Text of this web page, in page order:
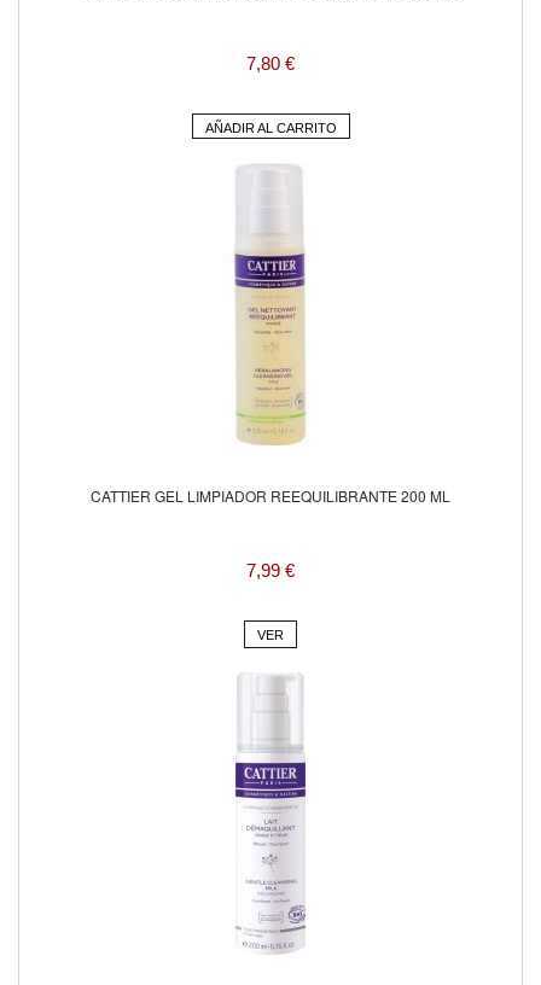
7,80 €
AÑADIR AL CARRITO
CATTIER GEL LIMPIADOR REEQUILIBRANTE 200 ML
7,99 €
VER